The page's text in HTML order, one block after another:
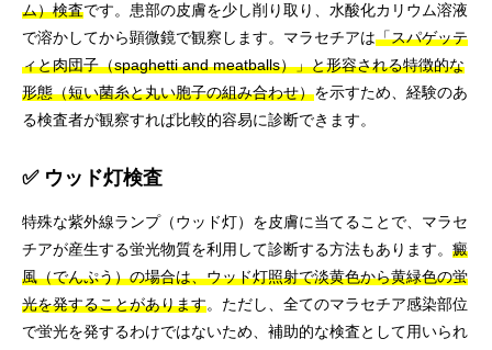
ム）検査です。患部の皮膚を少し削り取り、水酸化カリウム溶液
で溶かしてから顕微鏡で観察します。マラセチアは「スパゲッテ
ィと肉団子（spaghetti and meatballs）」と形容される特徴的な
形態（短い菌糸と丸い胞子の組み合わせ）を示すため、経験のあ
る検査者が観察すれば比較的容易に診断できます。
✅ ウッド灯検査
特殊な紫外線ランプ（ウッド灯）を皮膚に当てることで、マラセ
チアが産生する蛍光物質を利用して診断する方法もあります。 癜
風（でんぷう）の場合は、ウッド灯照射で淡黄色から黄緑色の蛍
光を発することがあります。ただし、全てのマラセチア感染部位
で蛍光を発するわけではないため、補助的な検査として用いられ